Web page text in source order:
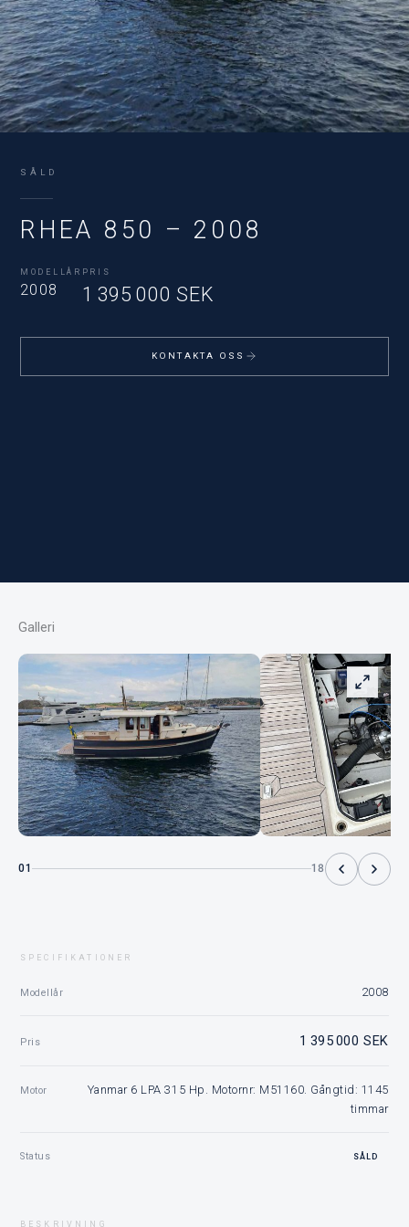
SÅLD
RHEA 850 – 2008
MODELLÅR
2008
PRIS
1 395 000 SEK
KONTAKTA OSS
Galleri
01 18
SPECIFIKATIONER
Modellår 2008
Pris 1 395 000 SEK
Motor
Yanmar 6 LPA 315 Hp. Motornr: M51160. Gångtid: 1145
timmar
Status SÅLD
BESKRIVNING